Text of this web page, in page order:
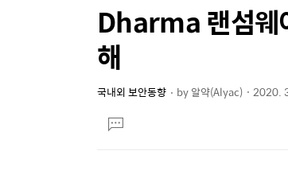
상
세
컨
텐
본
문
제
Dharma 랜섬웨
해
국내외 보안동향 by알약(Alyac) 2020.
문댓
글